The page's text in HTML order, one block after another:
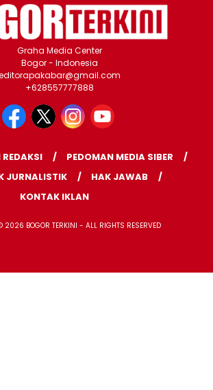
Graha Media Center
Bogor - Indonesia
+628557777888
PEDOMAN MEDIA SIBER
JURNALISTIK
HAK JAWAB
KONTAK IKLAN
2026 BOGOR TERKINI - ALL RIGHTS RESERVED